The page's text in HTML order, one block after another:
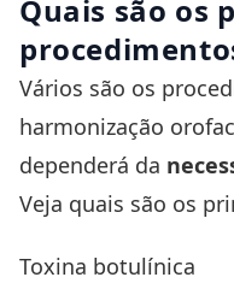
Quais são os
Vários são os
harmonização
dependerá da
Veja quais são os
Toxina botulínica